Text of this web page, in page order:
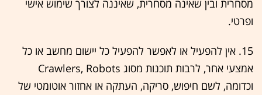
מסחרית ובין שאינה מסחרית, שאיננה לצורך שימוש אישי
ופרטי.
15. אין להפעיל או לאפשר להפעיל כל יישום מחשב או כל
אמצעי אחר, לרבות תוכנות מסוג Crawlers, Robots
וכדומה, לשם חיפוש, סריקה, העתקה או אחזור אוטומטי של